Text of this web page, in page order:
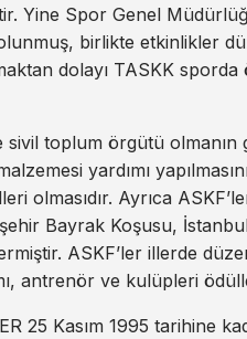
Yine Spor Genel
birlikte etkinlikler
dolayı TASKK
sivil toplum örgütü
yardımı
olmasıdır. Ayrıca
Bayrak Koşusu,
ASKF’ler illerde
antrenör ve kulüpleri
25 Kasım 1995 tarihine